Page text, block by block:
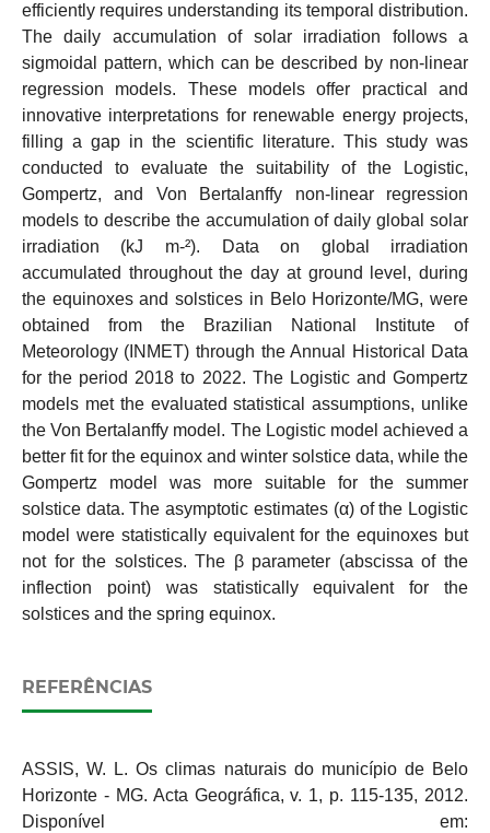
efficiently requires understanding its temporal distribution.
The daily accumulation of solar irradiation follows a
sigmoidal pattern, which can be described by non-linear
regression models. These models offer practical and
innovative interpretations for renewable energy projects,
filling a gap in the scientific literature. This study was
conducted to evaluate the suitability of the Logistic,
Gompertz, and Von Bertalanffy non-linear regression
models to describe the accumulation of daily global solar
irradiation (kJ m-²). Data on global irradiation
accumulated throughout the day at ground level, during
the equinoxes and solstices in Belo Horizonte/MG, were
obtained from the Brazilian National Institute of
Meteorology (INMET) through the Annual Historical Data
for the period 2018 to 2022. The Logistic and Gompertz
models met the evaluated statistical assumptions, unlike
the Von Bertalanffy model. The Logistic model achieved a
better fit for the equinox and winter solstice data, while the
Gompertz model was more suitable for the summer
solstice data. The asymptotic estimates (α) of the Logistic
model were statistically equivalent for the equinoxes but
not for the solstices. The β parameter (abscissa of the
inflection point) was statistically equivalent for the
solstices and the spring equinox.
REFERÊNCIAS
ASSIS, W. L. Os climas naturais do município de Belo
Horizonte - MG. Acta Geográfica, v. 1, p. 115-135, 2012.
Disponível em: